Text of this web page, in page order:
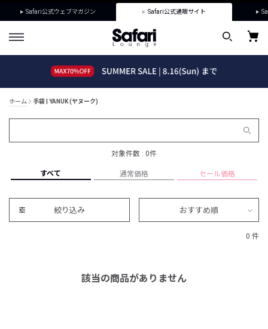
Safari公式ウェブマガジン Safari公式通販サイト
ホーム 手袋 | YANUK (ヤヌーク)
対象件数 : 0件
すべて 通常価格 セール価格
絞り込み おすすめ順
0 件
該当の商品がありません